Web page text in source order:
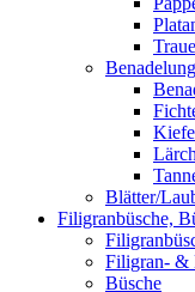
Blätter/
Filigranbüsche,
Filigran- &
Büsche